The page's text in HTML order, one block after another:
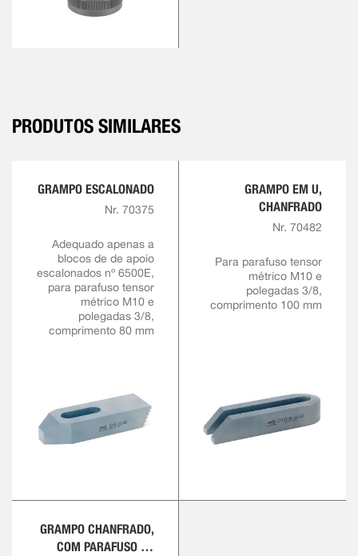
PRODUTOS SIMILARES
GRAMPO ESCALONADO
Nr. 70375
Adequado apenas a
blocos de de apoio
escalonados nº 6500E,
para parafuso tensor
métrico M10 e
polegadas 3/8,
comprimento 80 mm
GRAMPO EM U,
CHANFRADO
Nr. 70482
Para parafuso tensor
métrico M10 e
polegadas 3/8,
comprimento 100 mm
GRAMPO CHANFRADO,
COM PARAFUSO DE